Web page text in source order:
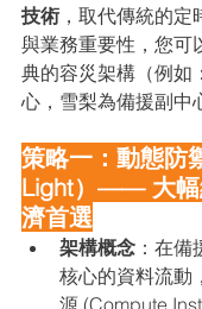
技術 ，取代傳統的
與業務重要性，您可
典的容災架構（例如
心，雪梨為備援副中
策略一：動態防
Light）—— 大幅
濟首選
架構概念 ：在
核心的資料流動
源 (Compute